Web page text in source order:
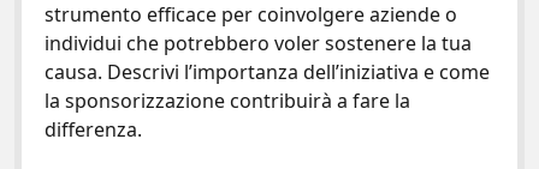
strumento efficace per coinvolgere aziende o
individui che potrebbero voler sostenere la tua
causa. Descrivi l’importanza dell’iniziativa e come
la sponsorizzazione contribuirà a fare la
differenza.